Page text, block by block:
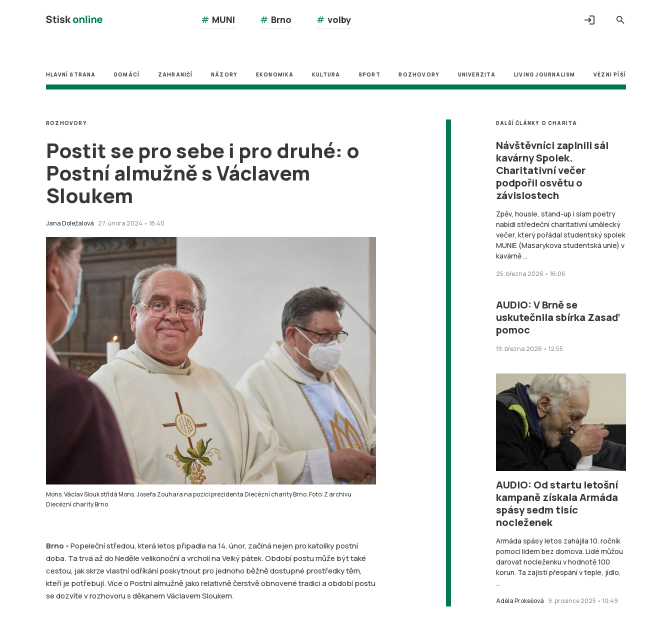
search
# MUNI # Brno # volby login
HLAVNÍ STRANA DOMÁCÍ ZAHRANIČÍ NÁZORY EKONOMIKA KULTURA SPORT ROZHOVORY UNIVERZITA LIVING JOURNALISM VĚZNI PÍŠÍ
Postit se pro sebe i pro druhé: o
Postní almužně s Václavem
Sloukem
Jana Doležalová 27. února 2024 • 18:40
ROZHOVORY
Mons. Václav Slouk střídá Mons. Josefa Zouhara na pozici prezidenta Diecézní charity Brno. Foto: Z archivu
Diecézní charity Brno
Brno -Popeleční středou, která letos připadla na 14. únor, začíná nejen pro katolíky postní
doba. Ta trvá až do Neděle velikonoční a vrcholí na Velký pátek. Období postu může být také
cestou, jak skrze vlastní odříkání poskytnout pro jednoho běžně dostupné prostředky těm,
kteří je potřebují. Více o Postní almužně jako relativně čerstvě obnovené tradici a období postu
se dozvíte v rozhovoru s děkanem Václavem Sloukem.
DALŠÍ ČLÁNKY O CHARITA
Návštěvníci zaplnili sál
kavárny Spolek.
Charitativní večer
podpořil osvětu o
závislostech
Zpěv, housle, stand-up i slam poetry
nabídl středeční charitativní umělecký
večer, který pořádal studentský spolek
MUNIE (Masarykova studentská unie) v
kavárně ...
25. března 2026 • 16:06
AUDIO: V Brně se
uskutečnila sbírka Zasaď
pomoc
19. března 2026 • 12:55
AUDIO: Od startu letošní
kampaně získala Armáda
spásy sedm tisíc
nocleženek
Armáda spásy letos zahájila 10. ročník
pomoci lidem bez domova. Lidé můžou
darovat nocleženku v hodnotě 100
korun. Ta zajistí přespání v teple, jídlo,
...
Adéla Prokešová 9. prosince 2025 • 10:49